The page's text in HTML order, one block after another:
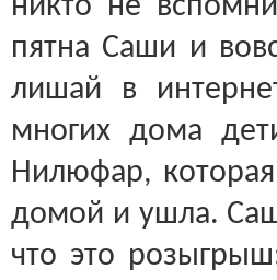
никто не
пятна Саши и
лишай в
многих дома
Нилюфар,
домой и ушла.
что это